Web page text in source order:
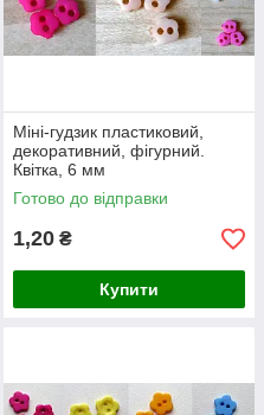
Міні-гудзик пластиковий,
декоративний, фігурний.
Квітка, 6 мм
Готово до відправки
1,20 ₴
Купити